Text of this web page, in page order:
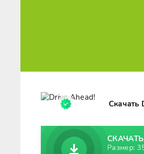
Скачать
СКАЧАТЬ
Размер: